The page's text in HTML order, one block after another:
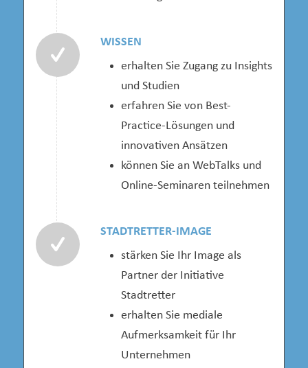
WISSEN
erhalten Sie Zugang zu Insights
und Studien
erfahren Sie von Best-
Practice-Lösungen und
innovativen Ansätzen
können Sie an WebTalks und
Online-Seminaren teilnehmen
STADTRETTER-IMAGE
stärken Sie Ihr Image als
Partner der Initiative
Stadtretter
erhalten Sie mediale
Aufmerksamkeit für Ihr
Unternehmen